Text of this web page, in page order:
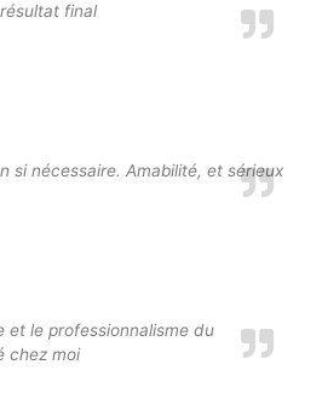
final
si nécessaire. Amabilité, et sérieux
et le professionnalisme du
chez moi